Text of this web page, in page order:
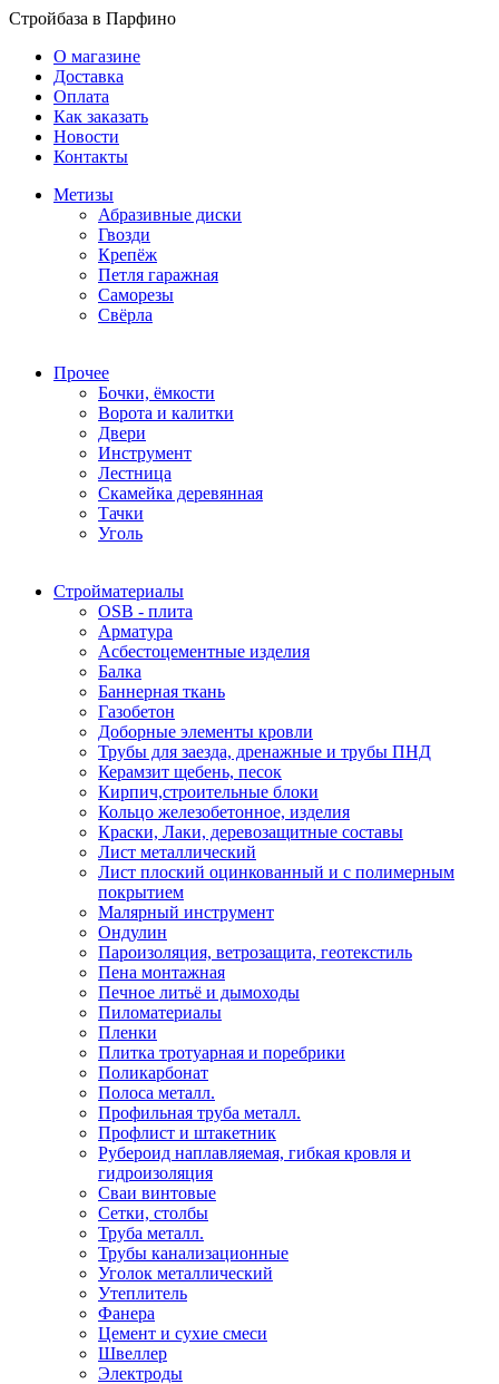
Стройбаза в Парфино
О магазине
Доставка
Оплата
Как заказать
Новости
Контакты
Метизы
Абразивные диски
Гвозди
Крепёж
Петля гаражная
Саморезы
Свёрла
Прочее
Бочки, ёмкости
Ворота и калитки
Двери
Инструмент
Лестница
Скамейка деревянная
Тачки
Уголь
Стройматериалы
OSB - плита
Арматура
Асбестоцементные изделия
Балка
Баннерная ткань
Газобетон
Доборные элементы кровли
Трубы для заезда, дренажные и трубы ПНД
Керамзит щебень, песок
Кирпич,строительные блоки
Кольцо железобетонное, изделия
Краски, Лаки, деревозащитные составы
Лист металлический
Лист плоский оцинкованный и с полимерным
покрытием
Малярный инструмент
Ондулин
Пароизоляция, ветрозащита, геотекстиль
Пена монтажная
Печное литьё и дымоходы
Пиломатериалы
Пленки
Плитка тротуарная и поребрики
Поликарбонат
Полоса металл.
Профильная труба металл.
Профлист и штакетник
Рубероид наплавляемая, гибкая кровля и
гидроизоляция
Сваи винтовые
Сетки, столбы
Труба металл.
Трубы канализационные
Уголок металлический
Утеплитель
Фанера
Цемент и сухие смеси
Швеллер
Электроды